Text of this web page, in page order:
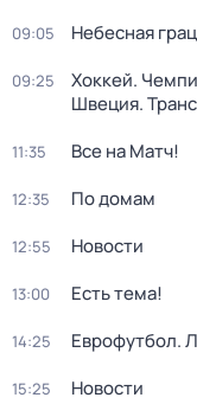
09:05 Небесная
09:25
Хоккей.
Швеция.
11:35 Все на Матч!
12:35 По домам
12:55 Новости
13:00 Есть тема!
14:25 Еврофутбол.
15:25 Новости